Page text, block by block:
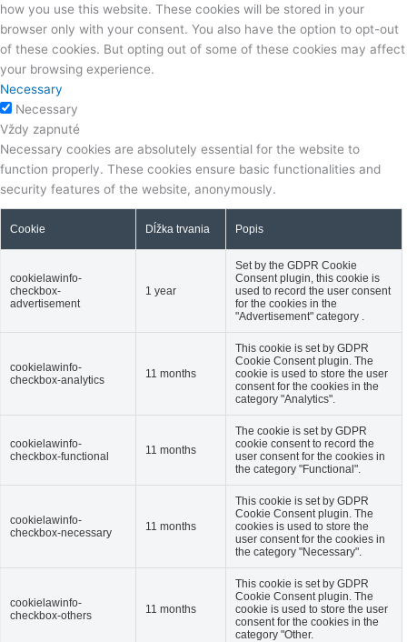
how you use this website. These cookies will be stored in your
browser only with your consent. You also have the option to opt-out
of these cookies. But opting out of some of these cookies may affect
your browsing experience.
Necessary
Necessary
Vždy zapnuté
Necessary cookies are absolutely essential for the website to
function properly. These cookies ensure basic functionalities and
security features of the website, anonymously.
Cookie Dĺžka trvania Popis
cookielawinfo-
checkbox-
advertisement
1 year
Set by the GDPR Cookie
Consent plugin, this cookie is
used to record the user consent
for the cookies in the
"Advertisement" category .
cookielawinfo-
checkbox-analytics
11 months
This cookie is set by GDPR
Cookie Consent plugin. The
cookie is used to store the user
consent for the cookies in the
category "Analytics".
cookielawinfo-
checkbox-functional
11 months
The cookie is set by GDPR
cookie consent to record the
user consent for the cookies in
the category "Functional".
cookielawinfo-
checkbox-necessary
11 months
This cookie is set by GDPR
Cookie Consent plugin. The
cookies is used to store the
user consent for the cookies in
the category "Necessary".
cookielawinfo-
checkbox-others
11 months
This cookie is set by GDPR
Cookie Consent plugin. The
cookie is used to store the user
consent for the cookies in the
category "Other.